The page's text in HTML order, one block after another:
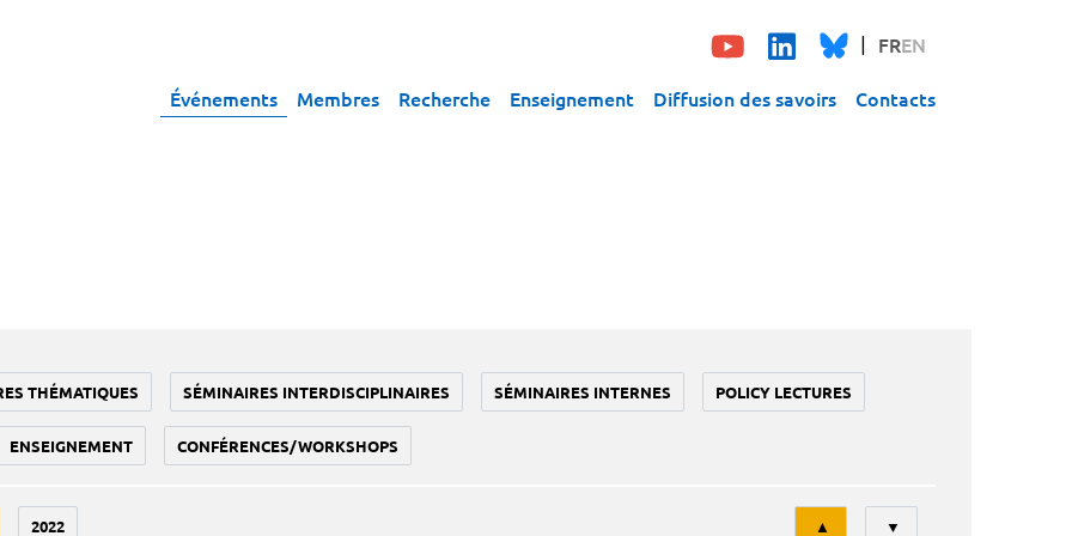
FREN
Événements Membres Recherche Enseignement Diffusion des savoirs Contacts
THÉMATIQUES SÉMINAIRES INTERDISCIPLINAIRES SÉMINAIRES INTERNES POLICY LECTURES
ENSEIGNEMENT CONFÉRENCES/WORKSHOPS
2022
Tri
▲ ▼